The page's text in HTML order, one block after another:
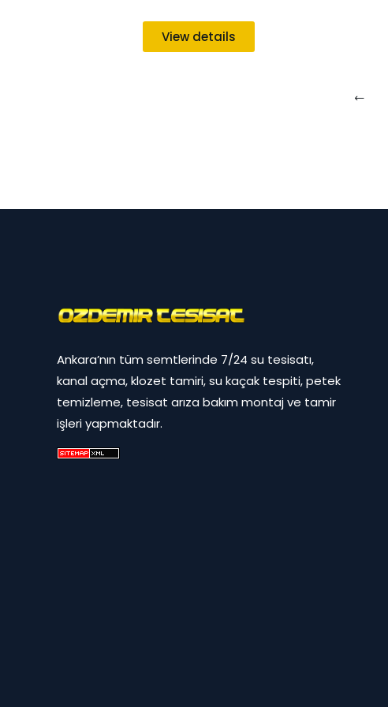
View details
Ankara’nın tüm semtlerinde 7/24 su tesisatı,
kanal açma, klozet tamiri, su kaçak tespiti, petek
temizleme, tesisat arıza bakım montaj ve tamir
işleri yapmaktadır.